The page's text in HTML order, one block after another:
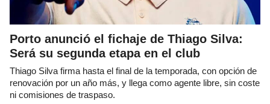
Porto anunció el fichaje de Thiago Silva:
Será su segunda etapa en el club
Thiago Silva firma hasta el final de la temporada, con opción de
renovación por un año más, y llega como agente libre, sin coste
ni comisiones de traspaso.